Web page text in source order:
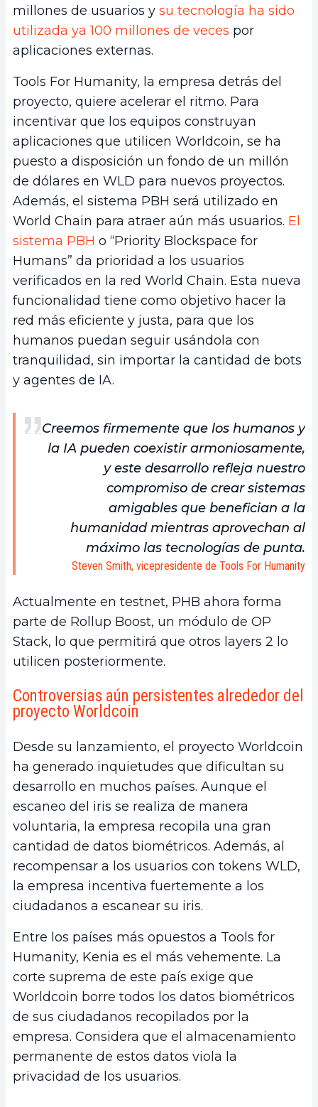
millones de usuarios y su tecnología ha sido
utilizada ya 100 millones de veces por
aplicaciones externas.
Tools For Humanity, la empresa detrás del
proyecto, quiere acelerar el ritmo. Para
incentivar que los equipos construyan
aplicaciones que utilicen Worldcoin, se ha
puesto a disposición un fondo de un millón
de dólares en WLD para nuevos proyectos.
Además, el sistema PBH será utilizado en
World Chain para atraer aún más usuarios. El
sistema PBH o “Priority Blockspace for
Humans” da prioridad a los usuarios
verificados en la red World Chain. Esta nueva
funcionalidad tiene como objetivo hacer la
red más eficiente y justa, para que los
humanos puedan seguir usándola con
tranquilidad, sin importar la cantidad de bots
y agentes de IA.
Creemos firmemente que los humanos y
la IA pueden coexistir armoniosamente,
y este desarrollo refleja nuestro
compromiso de crear sistemas
amigables que benefician a la
humanidad mientras aprovechan al
máximo las tecnologías de punta.
Steven Smith, vicepresidente de Tools For Humanity
Actualmente en testnet, PHB ahora forma
parte de Rollup Boost, un módulo de OP
Stack, lo que permitirá que otros layers 2 lo
utilicen posteriormente.
Controversias aún persistentes alrededor del
proyecto Worldcoin
Desde su lanzamiento, el proyecto Worldcoin
ha generado inquietudes que dificultan su
desarrollo en muchos países. Aunque el
escaneo del iris se realiza de manera
voluntaria, la empresa recopila una gran
cantidad de datos biométricos. Además, al
recompensar a los usuarios con tokens WLD,
la empresa incentiva fuertemente a los
ciudadanos a escanear su iris.
Entre los países más opuestos a Tools for
Humanity, Kenia es el más vehemente. La
corte suprema de este país exige que
Worldcoin borre todos los datos biométricos
de sus ciudadanos recopilados por la
empresa. Considera que el almacenamiento
permanente de estos datos viola la
privacidad de los usuarios.